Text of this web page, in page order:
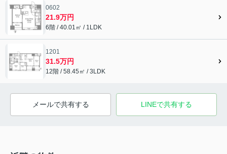
0602
21.9万円
6階 / 40.01㎡ / 1LDK
1201
31.5万円
12階 / 58.45㎡ / 3LDK
メールで共有する LINEで共有する